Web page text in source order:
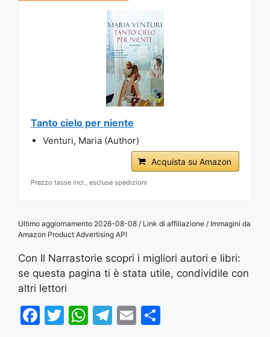
Tanto cielo per niente
Venturi, Maria (Author)
Acquista su Amazon
Prezzo tasse incl., escluse spedizioni
Ultimo aggiornamento 2026-08-08 / Link di affiliazione / Immagini da
Amazon Product Advertising API
Con Il Narrastorie scopri i migliori autori e libri:
se questa pagina ti è stata utile, condividile con
altri lettori
F
T
W T
E